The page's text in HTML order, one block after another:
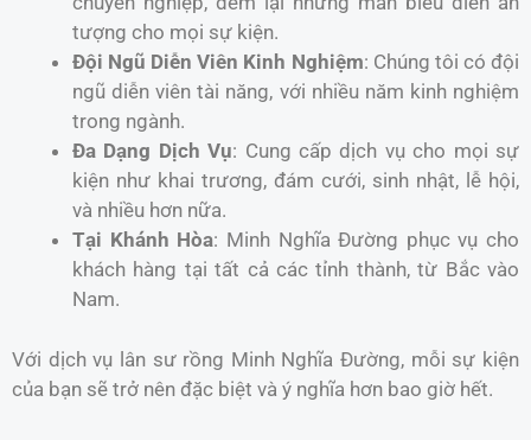
tượng cho mọi sự kiện.
Đội Ngũ Diễn Viên Kinh Nghiệm: Chúng tôi có đội
ngũ diễn viên tài năng, với nhiều năm kinh nghiệm
trong ngành.
Đa Dạng Dịch Vụ: Cung cấp dịch vụ cho mọi sự
kiện như khai trương, đám cưới, sinh nhật, lễ hội,
và nhiều hơn nữa.
Tại Khánh Hòa: Minh Nghĩa Đường phục vụ cho
khách hàng tại tất cả các tỉnh thành, từ Bắc vào
Nam.
Với dịch vụ lân sư rồng Minh Nghĩa Đường, mỗi sự kiện
của bạn sẽ trở nên đặc biệt và ý nghĩa hơn bao giờ hết.